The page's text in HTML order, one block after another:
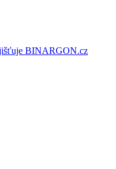
BINARGON.cz